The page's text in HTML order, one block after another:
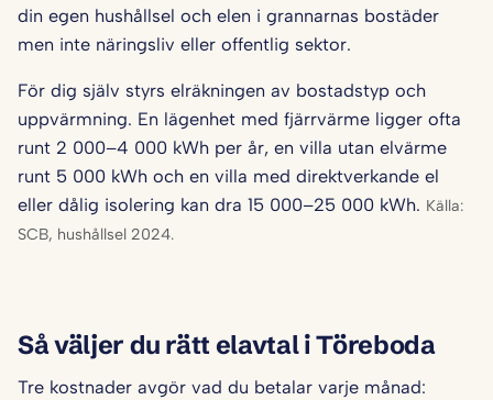
din egen hushållsel och elen i grannarnas bostäder
men inte näringsliv eller offentlig sektor.
För dig själv styrs elräkningen av bostadstyp och
uppvärmning. En lägenhet med fjärrvärme ligger ofta
runt 2 000–4 000 kWh per år, en villa utan elvärme
runt 5 000 kWh och en villa med direktverkande el
eller dålig isolering kan dra 15 000–25 000 kWh. Källa:
SCB, hushållsel 2024.
Så väljer du rätt elavtal i Töreboda
Tre kostnader avgör vad du betalar varje månad: